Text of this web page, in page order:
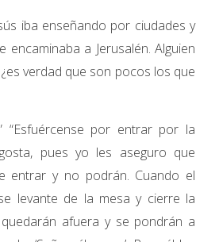
iba enseñando por ciudades y
encaminaba a Jerusalén. Alguien
verdad que son pocos los que
“Esfuércense por entrar por la
pues yo les aseguro que
entrar y no podrán. Cuando el
levante de la mesa y cierre la
afuera y se pondrán a